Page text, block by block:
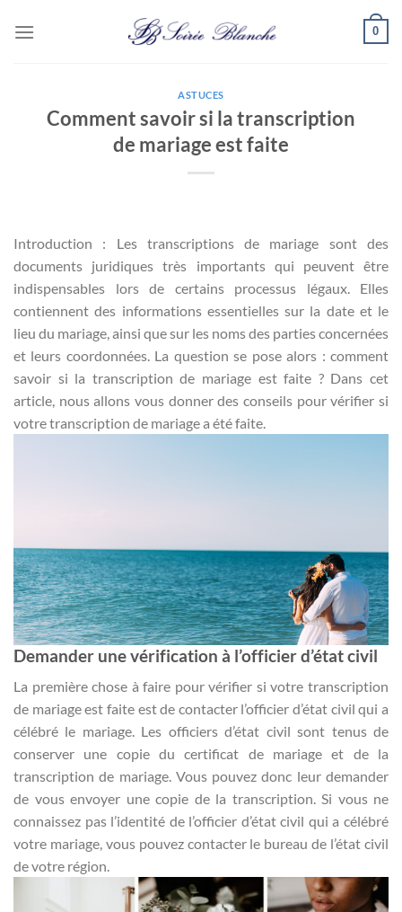
0
ASTUCES
Comment savoir si la transcription
de mariage est faite
Introduction : Les transcriptions de mariage sont des
documents juridiques très importants qui peuvent être
indispensables lors de certains processus légaux. Elles
contiennent des informations essentielles sur la date et le
lieu du mariage, ainsi que sur les noms des parties concernées
et leurs coordonnées. La question se pose alors : comment
savoir si la transcription de mariage est faite ? Dans cet
article, nous allons vous donner des conseils pour vérifier si
votre transcription de mariage a été faite.
Demander une vérification à l’officier d’état civil
La première chose à faire pour vérifier si votre transcription
de mariage est faite est de contacter l’officier d’état civil qui a
célébré le mariage. Les officiers d’état civil sont tenus de
conserver une copie du certificat de mariage et de la
transcription de mariage. Vous pouvez donc leur demander
de vous envoyer une copie de la transcription. Si vous ne
connaissez pas l’identité de l’officier d’état civil qui a célébré
votre mariage, vous pouvez contacter le bureau de l’état civil
de votre région.